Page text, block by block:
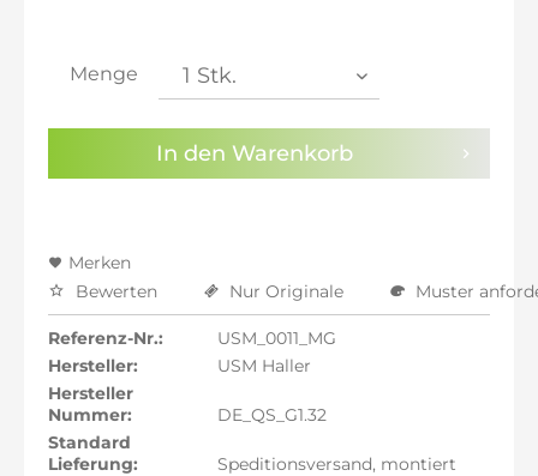
Sie haben dieDatenschutzbestimmungenzur
Kenntnis genommen.
inkl. 21% MwSt.: 1.893,29 €
inkl. 22% MwSt.: 1.908,94 €
Menge
In den Warenkorb
Merken
Bewerten
Nur Originale Muster
Referenz-Nr.:
USM_0011_MG
Hersteller:
USM Haller
Hersteller
Nummer:
DE_QS_G1.32
Standard
Lieferung:
Speditionsversand, montiert